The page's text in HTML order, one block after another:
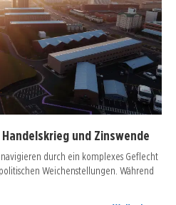
und Zinswende
durch ein komplexes Geflecht
Weichenstellungen. Während